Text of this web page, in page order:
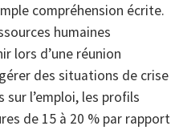
compréhension écrite.
humaines
lors d’une réunion
des situations de crise
l’emploi, les profils
de 15 à 20 % par rapport